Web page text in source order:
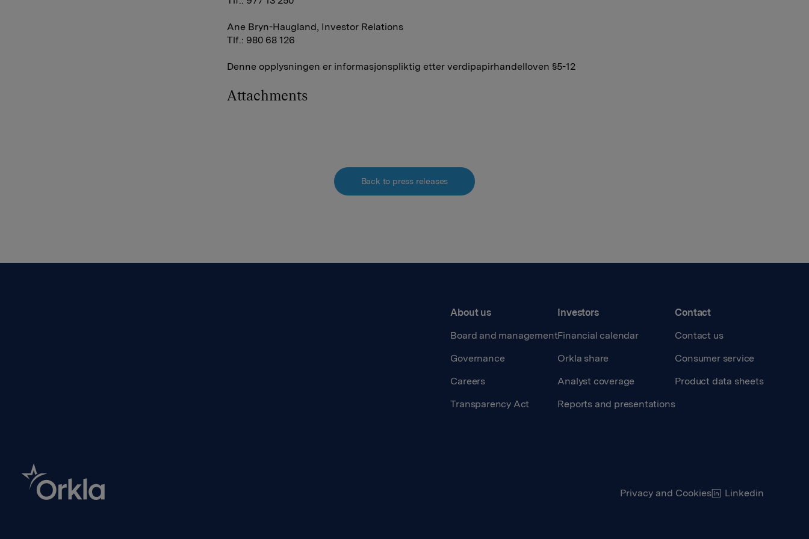
Ane Bryn-Haugland, Investor Relations
Tlf.: 980 68 126
Denne opplysningen er informasjonspliktig etter verdipapirhandelloven §5-12
Attachments
Back to press releases
About us
Board and management
Governance
Careers
Transparency Act
Investors
Financial calendar
Orkla share
Analyst coverage
Reports and presentations
Contact
Contact us
Consumer service
Product data sheets
Privacy and Cookies Linkedin